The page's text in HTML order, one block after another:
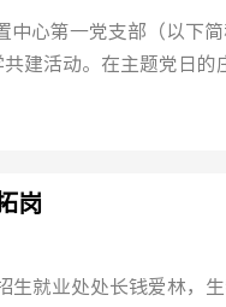
心第一党支部（以下
建活动。在主题党日的
岗
生就业处处长钱爱林，